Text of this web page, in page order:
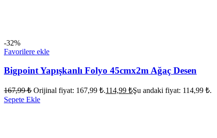
-32%
Favorilere ekle
Bigpoint Yapışkanlı Folyo 45cmx2m Ağaç Desen
167,99₺ Orijinal fiyat: 167,99 ₺.114,99 ₺Şu andaki fiyat: 114,99 ₺.
Sepete Ekle